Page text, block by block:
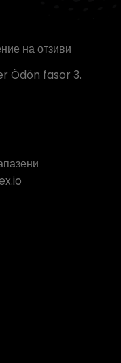
на отзиви
Ödön fasor 3.